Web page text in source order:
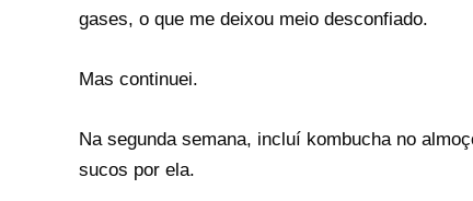
gases, o que me deixou meio desconfiado.
Mas continuei.
Na segunda semana, incluí kombucha no
sucos por ela.